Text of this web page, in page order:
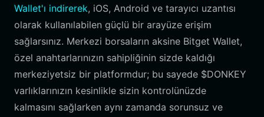
Wallet'ı indirerek, iOS, Android ve tarayıcı uzantısı
olarak kullanılabilen güçlü bir arayüze erişim
sağlarsınız. Merkezi borsaların aksine Bitget Wallet,
özel anahtarlarınızın sahipliğinin sizde kaldığı
merkeziyetsiz bir platformdur; bu sayede $DONKEY
varlıklarınızın kesinlikle sizin kontrolünüzde
kalmasını sağlarken aynı zamanda sorunsuz ve